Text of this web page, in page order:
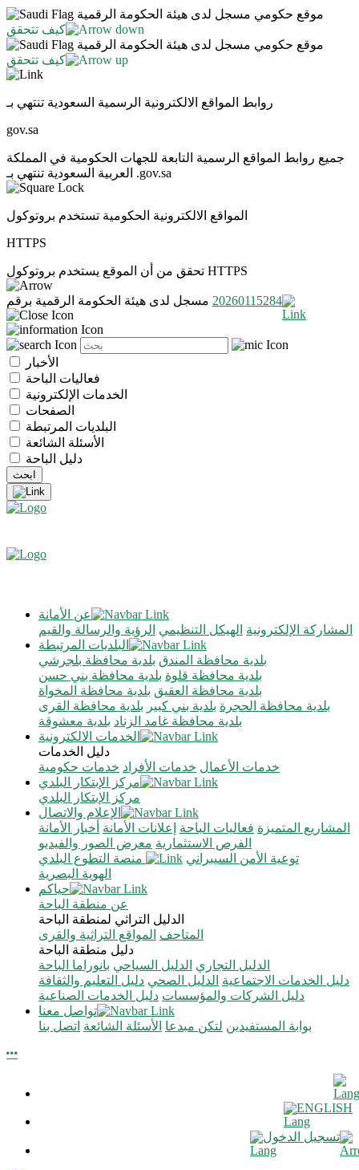
موقع حكومي مسجل لدى هيئة الحكومة الرقمية
كيف تتحقق
موقع حكومي مسجل لدى هيئة الحكومة الرقمية
كيف تتحقق
روابط المواقع الالكترونية الرسمية السعودية تنتهي بـ
gov.sa
جميع روابط المواقع الرسمية التابعة للجهات الحكومية في المملكة
العربية السعودية تنتهي بـ .gov.sa
المواقع الالكترونية الحكومية تستخدم بروتوكول
HTTPS
تحقق من أن الموقع يستخدم بروتوكول HTTPS
مسجل لدى هيئة الحكومة الرقمية برقم 20260115284
الأخبار
فعاليات الباحة
الخدمات الإلكترونية
الصفحات
البلديات المرتبطة
الأسئلة الشائعة
دليل الباحة
عن الأمانة
الرؤية والرسالة والقيم الهيكل التنظيمي المشاركة الإلكترونية
البلديات المرتبطة
بلدية محافظة بلجرشي بلدية محافظة المندق
بلدية محافظة بني حسن بلدية محافظة قلوة
بلدية محافظة المخواة بلدية محافظة العقيق
بلدية محافظة القرى بلدية بني كبير بلدية محافظة الحجرة
بلدية معشوقة بلدية محافظة غامد الزناد
الخدمات الالكترونية
دليل الخدمات
خدمات حكومية خدمات الأفراد خدمات الأعمال
مركز الإبتكار البلدي
مركز الإبتكار البلدي
الإعلام والاتصال
أخبار الأمانة إعلانات الأمانة فعاليات الباحة المشاريع المتميزة
معرض الصور والفيديو الفرص الاستثمارية
منصة التطوع البلدي
توعية الأمن السيبراني
الهوية البصرية
حياكم
عن منطقة الباحة
الدليل التراثي لمنطقة الباحة
المواقع التراثية والقرى المتاحف
دليل منطقة الباحة
بانوراما الباحة الدليل السياحي الدليل التجاري
دليل التعليم والثقافة الدليل الصحي دليل الخدمات الاجتماعية
دليل الخدمات الصناعية دليل الشركات والمؤسسات
تواصل معنا
اتصل بنا الأسئلة الشائعة لتكن مبدعا بوابة المستفيدين
ENGLISH
تسجيل الدخول